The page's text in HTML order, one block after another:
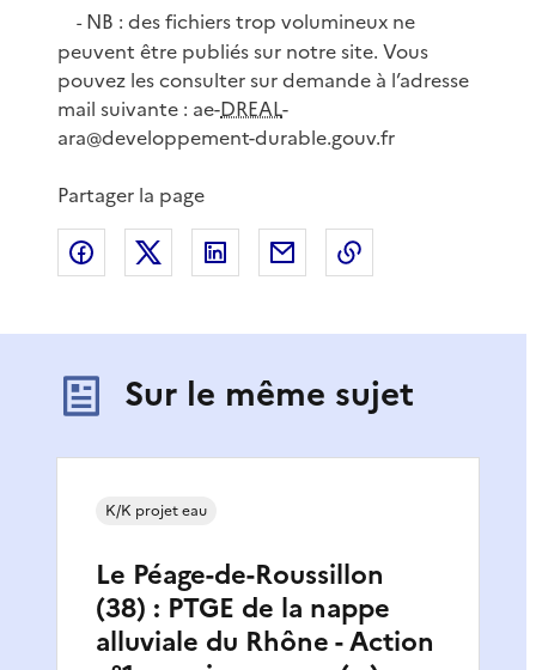
-NB : des fichiers trop volumineux ne
peuvent être publiés sur notre site. Vous
pouvez les consulter sur demande à l’adresse
mail suivante : ae-DREAL-
ara@developpement-durable.gouv.fr
Partager la page
Partager sur Facebook
Partager sur XPartager sur LinkedIn
Partager par email
Sur le même sujet
Le Péage-de-Roussillon
(38) : PTGE de la nappe
alluviale du Rhône - Action
K/K projet eau